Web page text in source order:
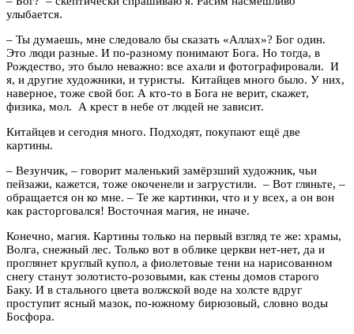
улыбается.
– Ты думаешь, мне следовало бы сказать «Аллах»? Бог один.
Это люди разные. И по-разному понимают Бога. Но тогда, в
Рождество, это было неважно: все ахали и фотографировали. И
я, и другие художники, и туристы. Китайцев много было. У них,
наверное, тоже свой бог. А кто-то в Бога не верит, скажет,
физика, мол. А крест в небе от людей не зависит.
Китайцев и сегодня много. Подходят, покупают ещё две
картины.
– Везунчик, – говорит маленький замёрзший художник, чьи
пейзажи, кажется, тоже окоченели и загрустили. – Вот гляньте, –
обращается он ко мне. – Те же картинки, что и у всех, а он вон
как расторговался! Восточная магия, не иначе.
Конечно, магия. Картины только на первый взгляд те же: храмы,
Волга, снежный лес. Только вот в облике церкви нет-нет, да и
проглянет круглый купол, а фиолетовые тени на нарисованном
снегу станут золотисто-розовыми, как стены домов старого
Баку. И в стального цвета волжской воде на холсте вдруг
проступит ясный мазок, по-южному бирюзовый, словно воды
Босфора.